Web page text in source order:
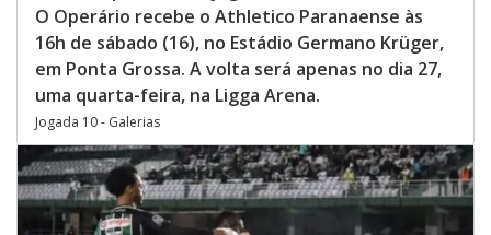
O Operário recebe o Athletico Paranaense às
16h de sábado (16), no Estádio Germano Krüger,
em Ponta Grossa. A volta será apenas no dia 27,
uma quarta-feira, na Ligga Arena.
Jogada 10 - Galerias